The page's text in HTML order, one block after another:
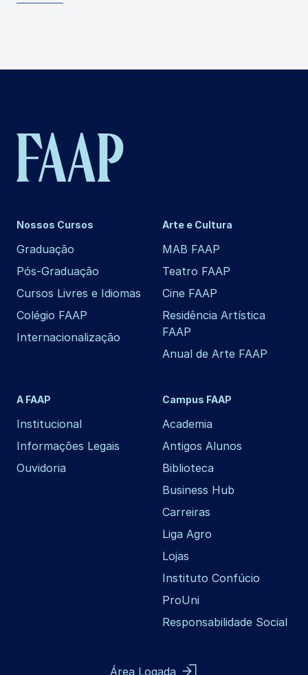
Nossos Cursos
Graduação
Pós-Graduação
Cursos Livres e Idiomas
Colégio FAAP
Internacionalização
Arte e Cultura
MAB FAAP
Teatro FAAP
Cine FAAP
Residência Artística
FAAP
Anual de Arte FAAP
A FAAP
Institucional
Informações Legais
Ouvidoria
Campus FAAP
Academia
Antigos Alunos
Biblioteca
Business Hub
Carreiras
Liga Agro
Lojas
Instituto Confúcio
ProUni
Responsabilidade Social
Área Logada